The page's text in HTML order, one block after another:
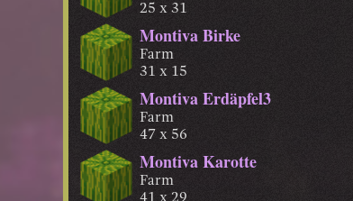
25 x 31
Montiva Birke
Farm
31 x 15
Montiva Erdäpfel3
Farm
47 x 56
Montiva Karotte
Farm